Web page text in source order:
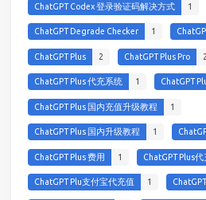
ChatGPT Codex 登录验证码解决方式 1
ChatGPT Degrade Checker 1
ChatGPT Plus 2 ChatGPT Plus Pro 2
ChatGPT Plus 代充系统 1 ChatGPT
ChatGPT Plus 国内充值升级教程 1
ChatGPT Plus 国内升级教程 1
ChatGPT Plus 费用 1 ChatGPT Plus
ChatGPT Plu支付宝代充值 1